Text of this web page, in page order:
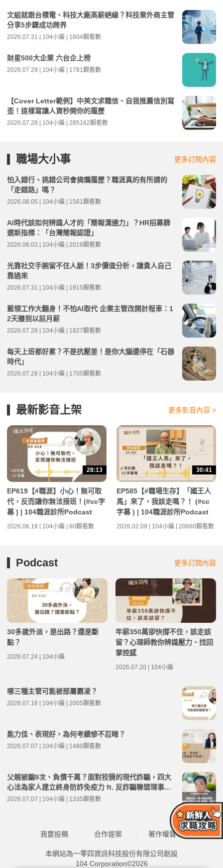
文組就跟台積電、科技大廠高薪絕緣？科技業外商主管
分享5步驟成功跨界
2026.07.31 | 104小編 | 1604觀看數
財星500大企業 六台企上榜
2026.07.29 | 104小編 | 1781觀看數
【Cover Letter範例】中英文求職信、自我推薦信別寫
歪！這樣寫讓人資秒開你的履歷
2026.07.28 | 104小編 | 285162觀看數
職場大小事 更多訂閱內容
怕入錯行、挑錯公司會搞爛履歷？職涯真的有所謂的
「走錯路」嗎？
2026.08.05 | 104小編 | 1561觀看數
AI時代該如何辨識人才的「簡報溝通力」？HR招募篩
選新指標：「台灣簡報認證」
2026.08.03 | 104小編 | 2018觀看數
光靠社交手腕留不住人脈！3步價值分析，讓貴人自己
靠過來
2026.07.31 | 104小編 | 1915觀看數
藍領工作大翻身！不怕AI取代 企業主管改開計程車：1
2天賺到以前月薪
2026.07.29 | 104小編 | 1827觀看數
每天上班都好累？不是抗壓差！是你大腦還停在「石器
時代」
2026.07.28 | 104小編 | 1705觀看數
最新影音上架 更多影音內容 >
28:13
EP619【#職涯】小心！無可取
代，反而讓你無法接班！(#cc字
幕 ) | 104職涯診所Podcast
2026.06.18 | 104小編 | 60觀看數
30:41
EP585【#職場生存】「國王人
馬」來了，我該走嗎？！ (#cc
字幕 ) | 104職涯診所Podcast
2026.02.09 | 104小編 | 20660觀看數
Podcast 更多訂閱內容
30多歲外派，是出路？還是斷
點？
2026.07.24 | 104小編
年薪350萬卻快撐不住，該走該
留？心理師教你辨識壓力、找回
掌控感
2026.07.20 | 104小編
哪三種主管可能被部屬霸凌？
2026.07.16 | 104小編 | 2005觀看數
能力佳、表現好，為何考績慘不忍睹？
2026.07.07 | 104小編 | 1480觀看數
父親被騙9次、負債千萬？面對狡猾的現代詐騙，四大
心法為家人建立終身防詐免疫力 ft. 反詐騙聯盟理事長
陳安迪 | 高年級不打烊 x 用 AI 點亮第二人生 EP280
2026.07.07 | 104小編 | 1335觀看數
我要投稿 合作提案 著作權聲明
本網站為一零四資訊科技股份有限公司創設
104 Corporation©2026